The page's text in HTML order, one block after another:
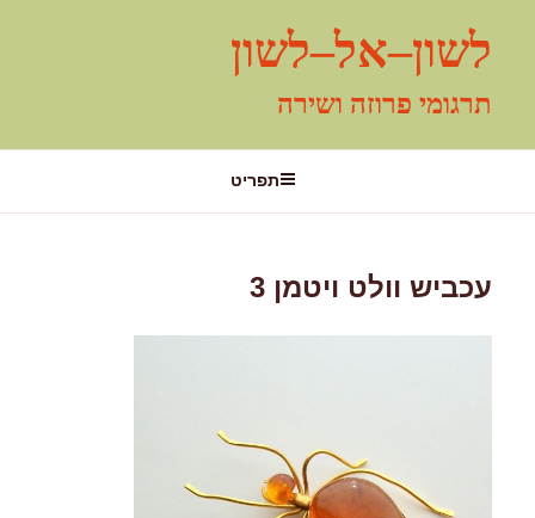
לתוכןלשון–אל–לשון
תרגומי פרוזה ושירה
תפריט
עכביש וולט ויטמן 3